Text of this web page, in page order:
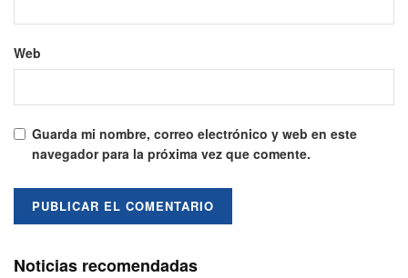
Web
Guarda mi nombre, correo electrónico y web en este
navegador para la próxima vez que comente.
Noticias recomendadas